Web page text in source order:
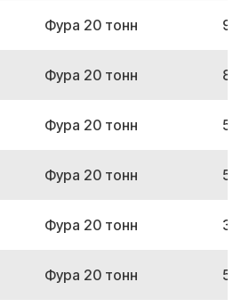
Фура 20 тонн
Фура 20 тонн
Фура 20 тонн
Фура 20 тонн
Фура 20 тонн
Фура 20 тонн